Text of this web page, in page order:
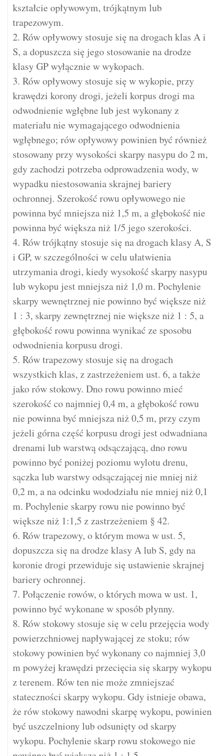
kształcie opływowym, trójkątnym lub
trapezowym.
2. Rów opływowy stosuje się na drogach klas A i
S, a dopuszcza się jego stosowanie na drodze
klasy GP wyłącznie w wykopach.
3. Rów opływowy stosuje się w wykopie, przy
krawędzi korony drogi, jeżeli korpus drogi ma
odwodnienie wgłębne lub jest wykonany z
materiału nie wymagającego odwodnienia
wgłębnego; rów opływowy powinien być również
stosowany przy wysokości skarpy nasypu do 2 m,
gdy zachodzi potrzeba odprowadzenia wody, w
wypadku niestosowania skrajnej bariery
ochronnej. Szerokość rowu opływowego nie
powinna być mniejsza niż 1,5 m, a głębokość nie
powinna być większa niż 1/5 jego szerokości.
4. Rów trójkątny stosuje się na drogach klasy A, S
i GP, w szczególności w celu ułatwienia
utrzymania drogi, kiedy wysokość skarpy nasypu
lub wykopu jest mniejsza niż 1,0 m. Pochylenie
skarpy wewnętrznej nie powinno być większe niż
1 : 3, skarpy zewnętrznej nie większe niż 1 : 5, a
głębokość rowu powinna wynikać ze sposobu
odwodnienia korpusu drogi.
5. Rów trapezowy stosuje się na drogach
wszystkich klas, z zastrzeżeniem ust. 6, a także
jako rów stokowy. Dno rowu powinno mieć
szerokość co najmniej 0,4 m, a głębokość rowu
nie powinna być mniejsza niż 0,5 m, przy czym
jeżeli górna część korpusu drogi jest odwadniana
drenami lub warstwą odsączającą, dno rowu
powinno być poniżej poziomu wylotu drenu,
sączka lub warstwy odsączającej nie mniej niż
0,2 m, a na odcinku wododziału nie mniej niż 0,1
m. Pochylenie skarpy rowu nie powinno być
większe niż 1:1,5 z zastrzeżeniem § 42.
6. Rów trapezowy, o którym mowa w ust. 5,
dopuszcza się na drodze klasy A lub S, gdy na
koronie drogi przewiduje się ustawienie skrajnej
bariery ochronnej.
7. Połączenie rowów, o których mowa w ust. 1,
powinno być wykonane w sposób płynny.
8. Rów stokowy stosuje się w celu przejęcia wody
powierzchniowej napływającej ze stoku; rów
stokowy powinien być wykonany co najmniej 3,0
m powyżej krawędzi przecięcia się skarpy wykopu
z terenem. Rów ten nie może zmniejszać
stateczności skarpy wykopu. Gdy istnieje obawa,
że rów stokowy nawodni skarpę wykopu, powinien
być uszczelniony lub odsunięty od skarpy
wykopu. Pochylenie skarp rowu stokowego nie